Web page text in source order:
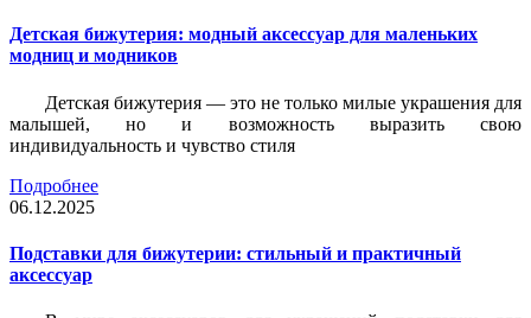
Детская бижутерия: модный аксессуар для маленьких
модниц и модников
Детская бижутерия — это не только милые украшения для
малышей, но и возможность выразить свою
индивидуальность и чувство стиля
Подробнее
06.12.2025
Подставки для бижутерии: стильный и практичный
аксессуар